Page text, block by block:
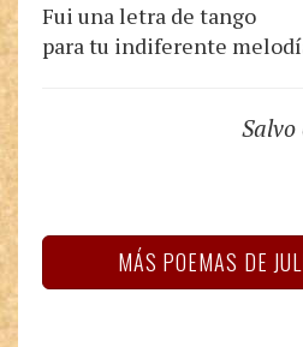
Fui una letra de tango
para tu indiferente
MÁS POEMAS DE